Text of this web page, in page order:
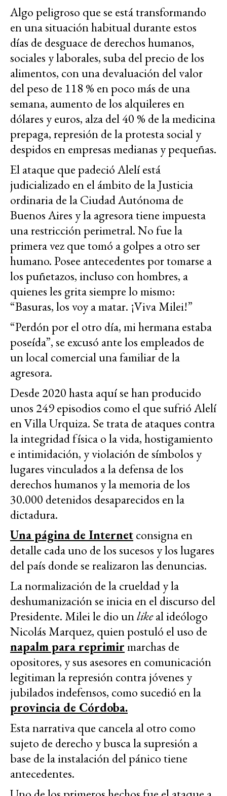
Algo peligroso que se está transformando
en una situación habitual durante estos
días de desguace de derechos humanos,
sociales y laborales, suba del precio de los
alimentos, con una devaluación del valor
del peso de 118 % en poco más de una
semana, aumento de los alquileres en
dólares y euros, alza del 40 % de la medicina
prepaga, represión de la protesta social y
despidos en empresas medianas y pequeñas.
El ataque que padeció Alelí está
judicializado en el ámbito de la Justicia
ordinaria de la Ciudad Autónoma de
Buenos Aires y la agresora tiene impuesta
una restricción perimetral. No fue la
primera vez que tomó a golpes a otro ser
humano. Posee antecedentes por tomarse a
los puñetazos, incluso con hombres, a
quienes les grita siempre lo mismo:
“Basuras, los voy a matar. ¡Viva Milei!”
“Perdón por el otro día, mi hermana estaba
poseída”, se excusó ante los empleados de
un local comercial una familiar de la
agresora.
Desde 2020 hasta aquí se han producido
unos 249 episodios como el que sufrió Alelí
en Villa Urquiza. Se trata de ataques contra
la integridad física o la vida, hostigamiento
e intimidación, y violación de símbolos y
lugares vinculados a la defensa de los
derechos humanos y la memoria de los
30.000 detenidos desaparecidos en la
dictadura.
Una página de Internetconsigna en
detalle cada uno de los sucesos y los lugares
del país donde se realizaron las denuncias.
La normalización de la crueldad y la
deshumanización se inicia en el discurso del
Presidente. Milei le dio unlikeal ideólogo
Nicolás Marquez, quien postuló el uso de
napalm para reprimirmarchas de
opositores, y sus asesores en comunicación
legitiman la represión contra jóvenes y
jubilados indefensos, como sucedió en la
provincia de Córdoba.
Esta narrativa que cancela al otro como
sujeto de derecho y busca la supresión a
base de la instalación del pánico tiene
antecedentes.